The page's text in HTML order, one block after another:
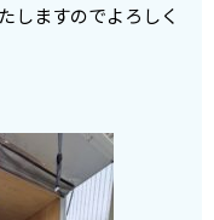
しますのでよろしく